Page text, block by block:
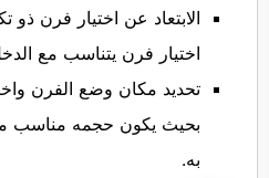
الابتعاد عن اختيار فرن
اختيار فرن يتناسب مع
تحديد مكان وضع الفرن
بحيث يكون حجمه مناسب
به.